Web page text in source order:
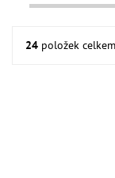
24 položek celkem